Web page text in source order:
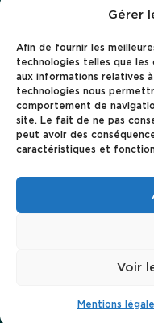
Gérer
Afin de fournir les
technologies telles que
aux informations relatives
technologies nous
comportement de
site. Le fait de ne pas
peut avoir des
caractéristiques et
Voir
Mentions
Imprimantes
Famoco OS
Paiement
Connectivité
ENTREPRISE
À propos
Carrière
Cas clients
Conditions
Mis à